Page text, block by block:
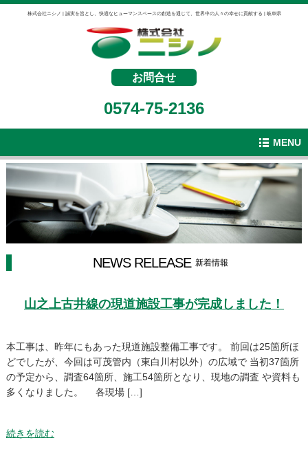
株式会社ニシノ | 誠実を旨とし、快適なヒューマンスペースの創造を通じて、世界中の人々の幸せに貢献する | 岐阜県
お問合せ
0574-75-2136
MENU
NEWS RELEASE 新着情報
山之上古井線の現道施設工事が完成しました！
本工事は、昨年にもあった現道施設整備工事です。 前回は25箇所ほ
どでしたが、今回は可茂管内（東白川村以外）の広域で 当初37箇所
の予定から、調査64箇所、施工54箇所となり、現地の調査 や資料も
多くなりました。 各現場 […]
続きを読む